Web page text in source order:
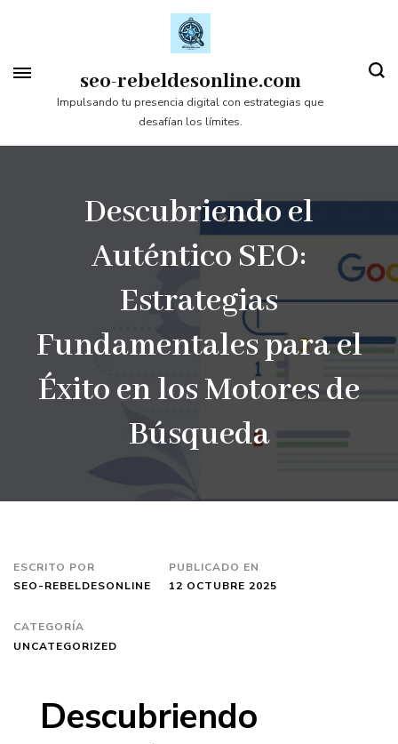
contenido
(presiona
seo-rebeldesonline.com
Impulsando tu presencia digital con estrategias que
desafían los límites.
Descubriendo el
Auténtico SEO:
Estrategias
Fundamentales para el
Éxito en los Motores de
Búsqueda
ESCRITO POR
SEO-REBELDESONLINE
PUBLICADO EN
12 OCTUBRE 2025
CATEGORÍA
UNCATEGORIZED
Descubriendo